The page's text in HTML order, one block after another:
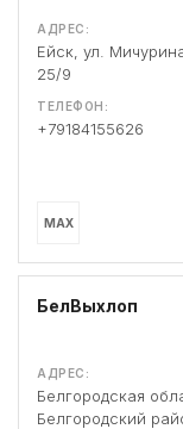
АДРЕС:
Ейск, ул.
25/9
ТЕЛЕФОН:
+79184155626
MAX
БелВыхлоп
АДРЕС:
Белгородская
Белгородский